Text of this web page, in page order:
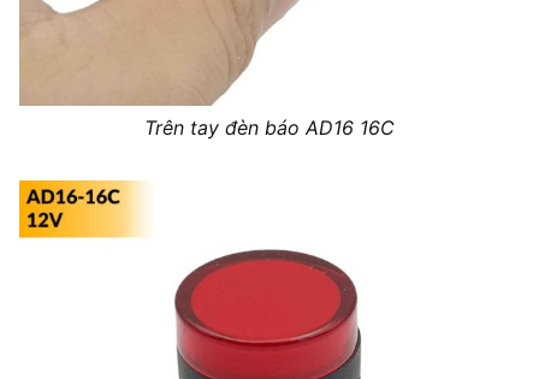
Trên tay đèn báo AD16 16C